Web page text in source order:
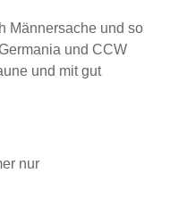
Männersache und so
und CCW
und mit gut
nur